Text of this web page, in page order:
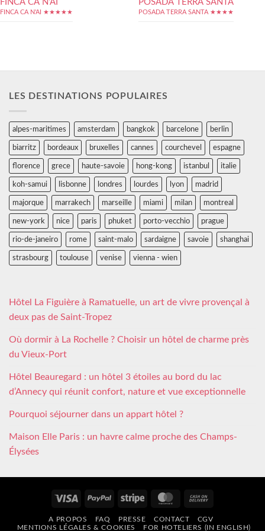
FINCA CA N’AI
FINCA CA N'AI ★★★★★
POSADA TERRA SANTA
POSADA TERRA SANTA ★★★★
LES DESTINATIONS POPULAIRES
alpes-maritimes amsterdam bangkok barcelone berlin
biarritz bordeaux bruxelles cannes courchevel espagne
florence grece haute-savoie hong-kong istanbul italie
koh-samui lisbonne londres lourdes lyon madrid
majorque marrakech marseille miami milan montreal
new-york nice paris phuket porto-vecchio prague
rio-de-janeiro rome saint-malo sardaigne savoie shanghai
strasbourg toulouse venise vienna - wien
Hôtel La Figuière à Ramatuelle, un art de vivre provençal à
deux pas de Saint-Tropez
Où dormir à La Rochelle ? Choisir un hôtel de charme près
du Vieux-Port
Hôtel Beauregard : un hôtel 3 étoiles au bord du lac
d’Annecy qui réunit confort, nature et vue exceptionnelle
Pourquoi séjourner dans un appart hôtel ?
Maison Elle Paris : un havre calme proche des Champs-
Élysées
Visa PayPal Stripe MasterCard
Delivery
A PROPOS FAQ PRESSE CONTACT
CGV
MENTIONS LÉGALES & COOKIES
FOR HOTELIERS (IN ENGLISH)